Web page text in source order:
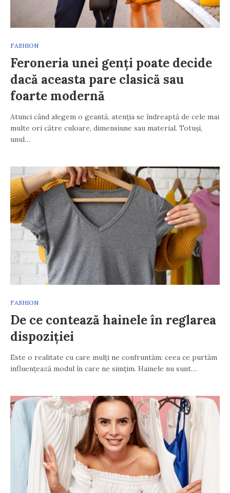
FASHION
Feroneria unei genți poate decide
dacă aceasta pare clasică sau
foarte modernă
Atunci când alegem o geantă, atenția se îndreaptă de cele mai
multe ori către culoare, dimensiune sau material. Totuși,
unul…
FASHION
De ce contează hainele în reglarea
dispoziției
Este o realitate cu care mulți ne confruntăm: ceea ce purtăm
influențează modul în care ne simțim. Hainele nu sunt…